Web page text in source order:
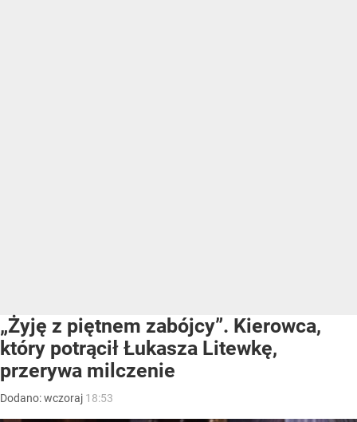
„Żyję z piętnem zabójcy”. Kierowca,
który potrącił Łukasza Litewkę,
przerywa milczenie
Dodano:wczoraj 18:53